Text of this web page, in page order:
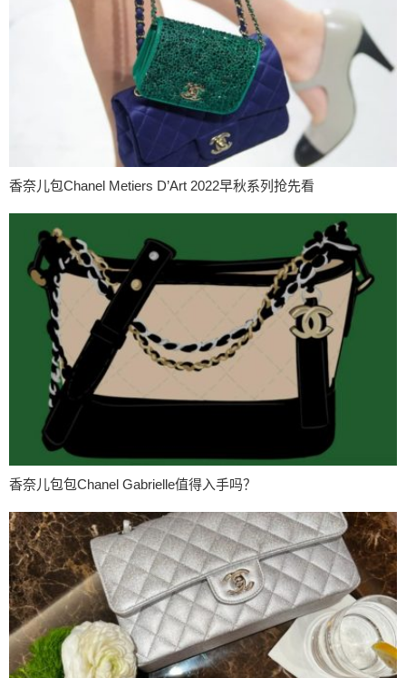
香奈儿包Chanel Metiers D’Art 2022早秋系列抢先看
香奈儿包包Chanel Gabrielle值得入手吗？